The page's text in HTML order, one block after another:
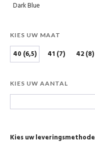
Dark Blue
KIES UW MAAT
40 (6,5) 41 (7) 42 (8)
KIES UW AANTAL
Kies uw leveringsmethode